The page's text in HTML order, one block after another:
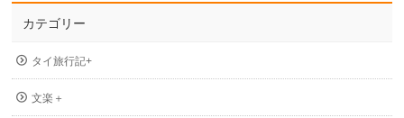
カテゴリー
タイ旅行記+
文楽＋